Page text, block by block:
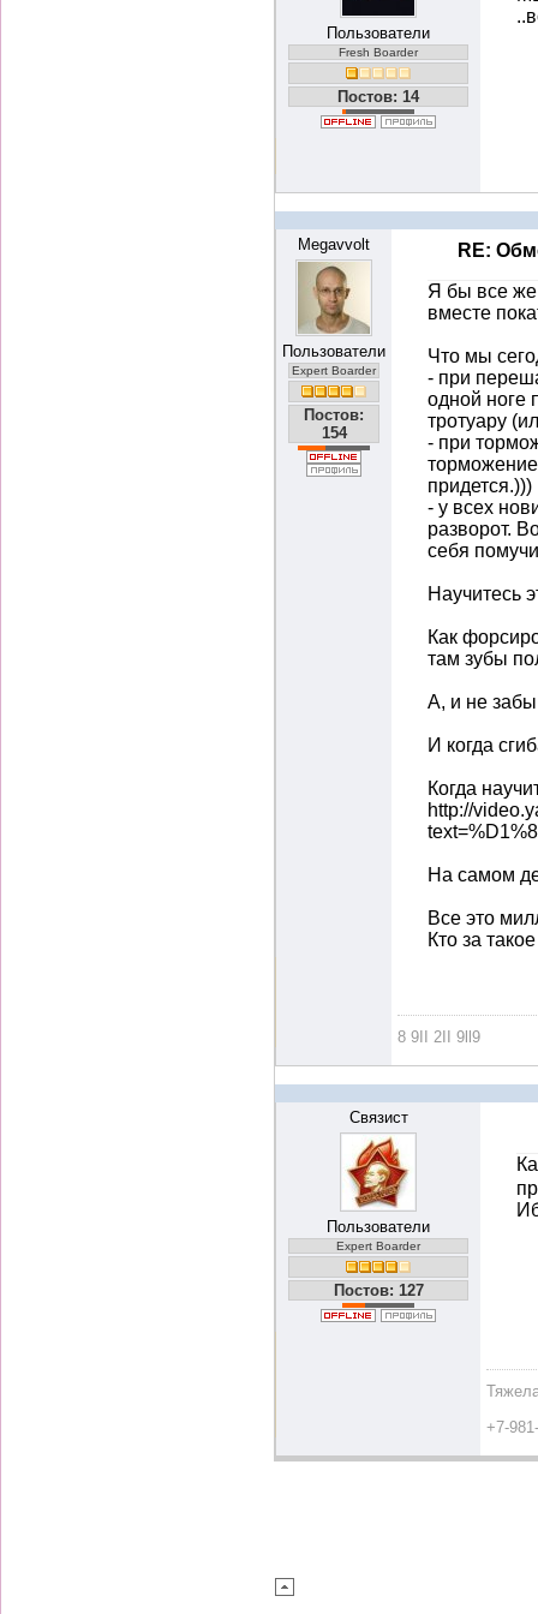
Пользователи
Fresh Boarder
Постов: 14
Megavvolt
Пользователи
Expert Boarder
Постов:
154
RE:
Я бы все же
вместе
Что мы
- при
одной ноге
тротуару
- при
придется.)))
- у всех
разворот.
себя
Научитесь
Как
там зубы
А, и не
И когда
Когда
http://
На самом
Все это
Кто за
8 9II 2II 9ll9
Связист
Пользователи
Expert Boarder
Постов: 127
+7-